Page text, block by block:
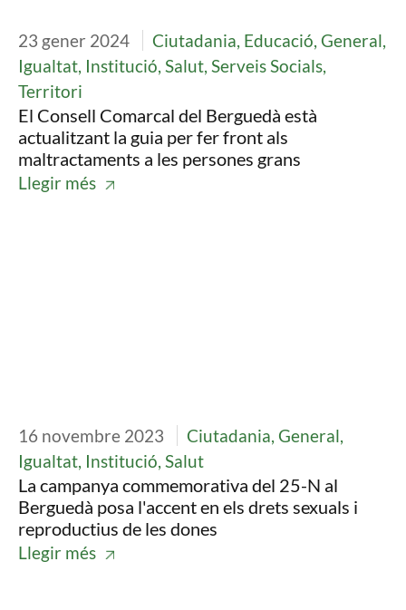
23 gener 2024
Ciutadania, Educació, General,
Igualtat, Institució, Salut, Serveis Socials,
Territori
El Consell Comarcal del Berguedà està
actualitzant la guia per fer front als
maltractaments a les persones grans
Llegir més
16 novembre 2023
Ciutadania, General,
Igualtat, Institució, Salut
La campanya commemorativa del 25-N al
Berguedà posa l'accent en els drets sexuals i
reproductius de les dones
Llegir més